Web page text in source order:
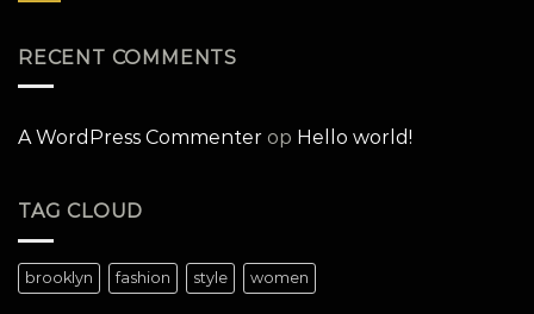
RECENT COMMENTS
A WordPress Commenter op Hello world!
TAG CLOUD
brooklyn fashion style women